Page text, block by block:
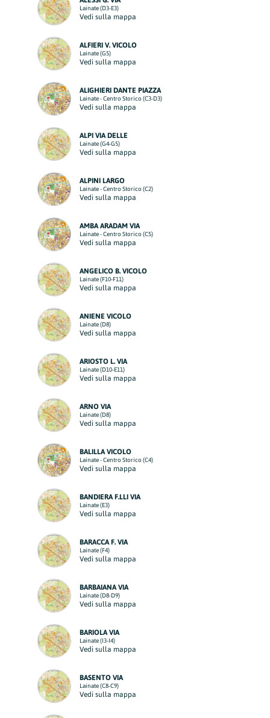
Lainate (D3-E3)
Vedi sulla mappa
ALFIERI V. VICOLO
Lainate (G5)
Vedi sulla mappa
ALIGHIERI DANTE PIAZZA
Lainate - Centro Storico (C3-D3)
Vedi sulla mappa
ALPI VIA DELLE
Lainate (G4-G5)
Vedi sulla mappa
ALPINI LARGO
Lainate - Centro Storico (C2)
Vedi sulla mappa
AMBA ARADAM VIA
Lainate - Centro Storico (C5)
Vedi sulla mappa
ANGELICO B. VICOLO
Lainate (F10-F11)
Vedi sulla mappa
ANIENE VICOLO
Lainate (D8)
Vedi sulla mappa
ARIOSTO L. VIA
Lainate (D10-E11)
Vedi sulla mappa
ARNO VIA
Lainate (D8)
Vedi sulla mappa
BALILLA VICOLO
Lainate - Centro Storico (C4)
Vedi sulla mappa
BANDIERA F.LLI VIA
Lainate (E3)
Vedi sulla mappa
BARACCA F. VIA
Lainate (F4)
Vedi sulla mappa
BARBAIANA VIA
Lainate (D8-D9)
Vedi sulla mappa
BARIOLA VIA
Lainate (I3-I4)
Vedi sulla mappa
BASENTO VIA
Lainate (C8-C9)
Vedi sulla mappa